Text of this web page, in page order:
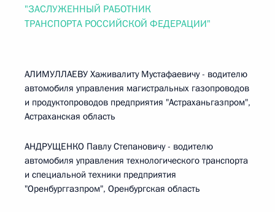
"ЗАСЛУЖЕННЫЙ РАБОТНИК
ТРАНСПОРТА РОССИЙСКОЙ ФЕДЕРАЦИИ"
АЛИМУЛЛАЕВУ Хаживалиту Мустафаевичу - водителю
автомобиля управления магистральных газопроводов
и продуктопроводов предприятия "Астраханьгазпром",
Астраханская область
АНДРУЩЕНКО Павлу Степановичу - водителю
автомобиля управления технологического транспорта
и специальной техники предприятия
"Оренбурггазпром", Оренбургская область